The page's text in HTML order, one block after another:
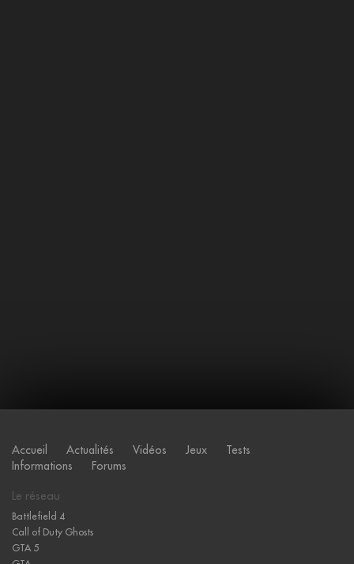
Accueil Actualités Vidéos Jeux
Tests
Informations
Forums
Le réseau
Battlefield 4
Call of Duty Ghosts
GTA 5